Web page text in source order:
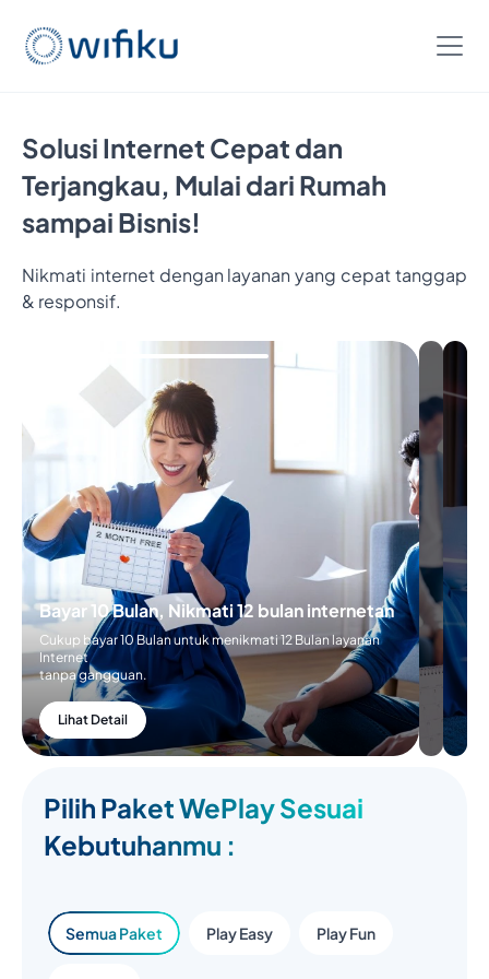
Solusi Internet Cepat dan
Terjangkau, Mulai dari Rumah
sampai Bisnis!
Nikmati internet dengan layanan yang cepat tanggap
& responsif.
Bayar 10 Bulan, Nikmati 12 bulan internetan
Cukup bayar 10 Bulan untuk menikmati 12 Bulan layanan
Internet
tanpa gangguan.
Lihat Detail
Pilih Paket WePlay Sesuai
Kebutuhanmu :
Semua Paket Play Easy Play Fun